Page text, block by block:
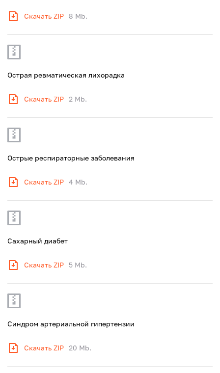
Скачать ZIP 8 Mb.
Острая ревматическая лихорадка
Скачать ZIP 2 Mb.
Острые респираторные заболевания
Скачать ZIP 4 Mb.
Сахарный диабет
Скачать ZIP 5 Mb.
Синдром артериальной гипертензии
Скачать ZIP 20 Mb.